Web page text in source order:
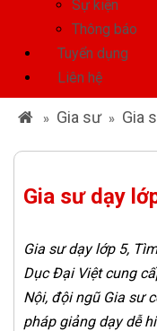
Sự kiện
Thông báo
Tuyển dụng
Liên hệ
» Gia sư » Gia
Gia sư dạy
Gia sư dạy lớp 5,
Dục Đại Việt cung
Nội, đội ngũ Gia sư
pháp giảng dạy dễ